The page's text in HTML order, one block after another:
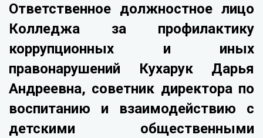
Ответственное должностное лицо
Колледжа за профилактику
коррупционных и иных
правонарушений Кухарук Дарья
Андреевна, советник директора по
воспитанию и взаимодействию с
детскими общественными